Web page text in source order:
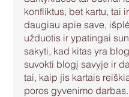
konfliktus, bet kartu, tai
daugiau apie save,
užduotis ir ypatingai
sakyti, kad kitas yra
suvokti blogį savyje ir
tai, kaip jis kartais
poros gyvenimo darbas.